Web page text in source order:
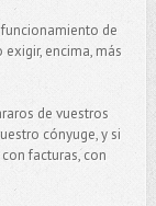
de
encima, más
de vuestros
cónyuge, y si
facturas, con